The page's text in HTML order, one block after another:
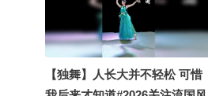
【独舞】人长大并不轻松 可惜